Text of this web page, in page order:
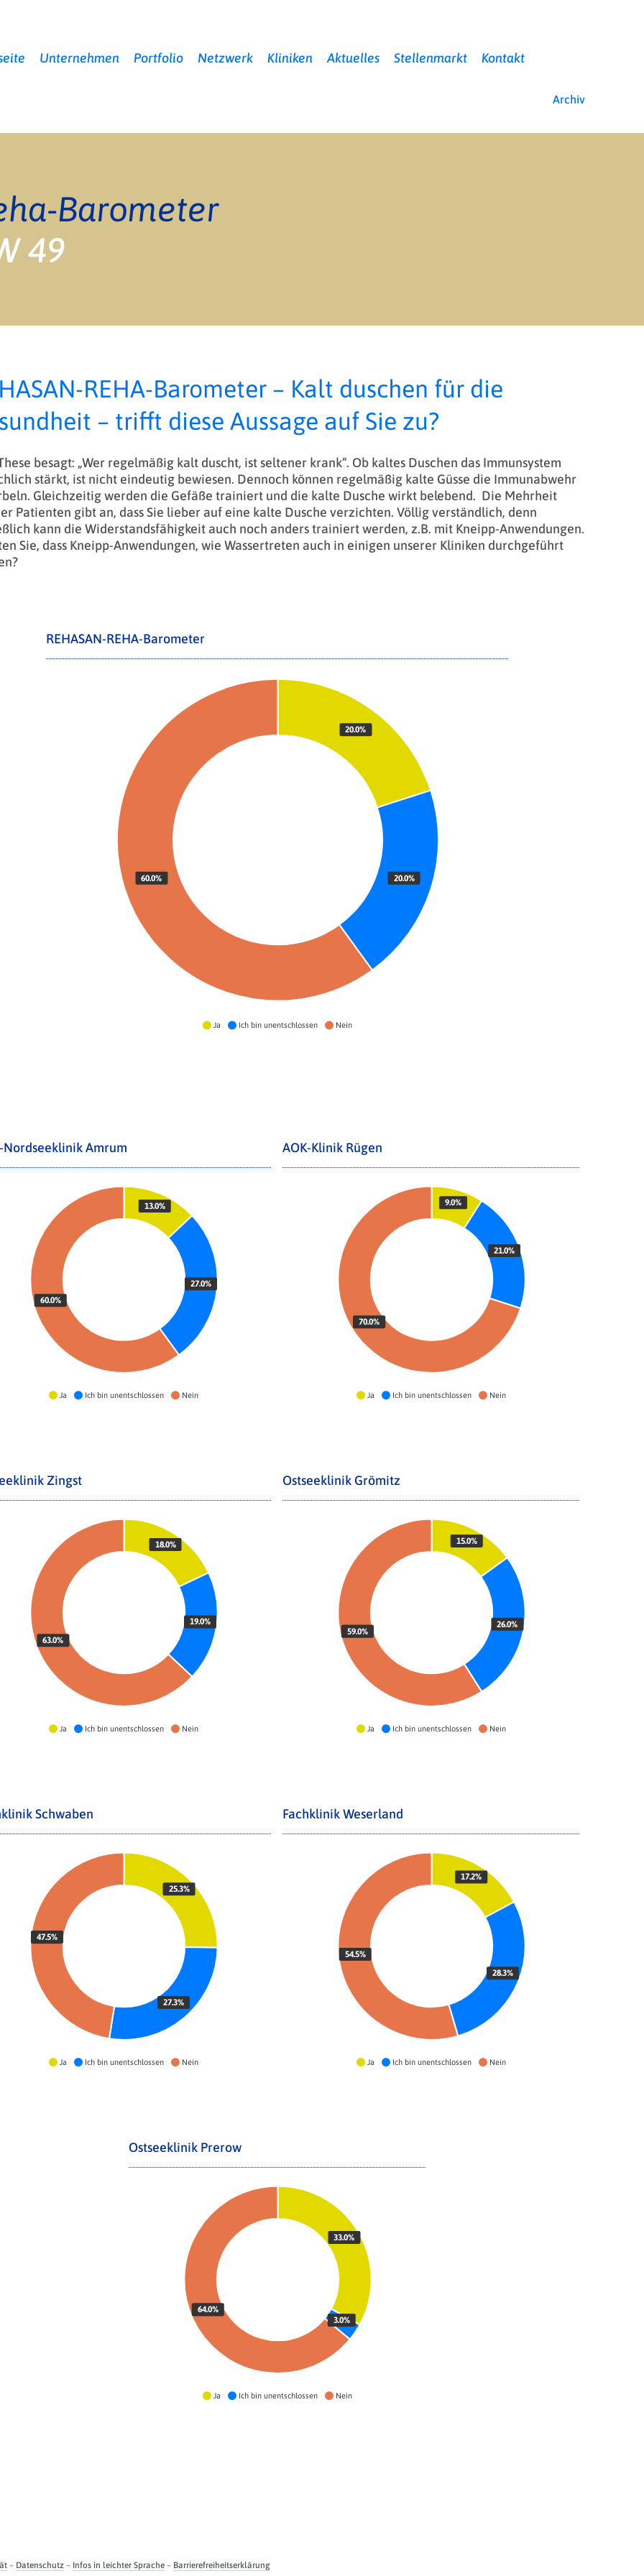
Unternehmen Portfolio Netzwerk Kliniken Aktuelles Stellenmarkt Kontakt
Archiv
Barometer
49
REHA-Barometer – Kalt duschen für die
– trifft diese Aussage auf Sie zu?
besagt: „Wer regelmäßig kalt duscht, ist seltener krank“. Ob kaltes Duschen das Immunsystem
stärkt, ist nicht eindeutig bewiesen. Dennoch können regelmäßig kalte Güsse die Immunabwehr
Gleichzeitig werden die Gefäße trainiert und die kalte Dusche wirkt belebend. Die Mehrheit
Patienten gibt an, dass Sie lieber auf eine kalte Dusche verzichten. Völlig verständlich, denn
kann die Widerstandsfähigkeit auch noch anders trainiert werden, z.B. mit Kneipp-Anwendungen.
Sie, dass Kneipp-Anwendungen, wie Wassertreten auch in einigen unserer Kliniken durchgeführt
REHASAN-REHA-Barometer
Ja Ich bin unentschlossen Nein
20.0%
20.0%
60.0%
Nordseeklinik Amrum
Ja Ich bin unentschlossen Nein
13.0%
27.0%
60.0%
AOK-Klinik Rügen
Ja Ich bin unentschlossen Nein
9.0%
21.0%
70.0%
Zingst
Ja Ich bin unentschlossen Nein
18.0%
19.0%
63.0%
Ostseeklinik Grömitz
Ja Ich bin unentschlossen Nein
15.0%
26.0%
59.0%
Schwaben
Ja Ich bin unentschlossen Nein
25.3%
27.3%
47.5%
Fachklinik Weserland
Ja Ich bin unentschlossen Nein
17.2%
28.3%
54.5%
Ostseeklinik Prerow
Ja Ich bin unentschlossen Nein
33.0%
3.0%
64.0%
– Datenschutz – Infos in leichter Sprache – Barrierefreiheitserklärung